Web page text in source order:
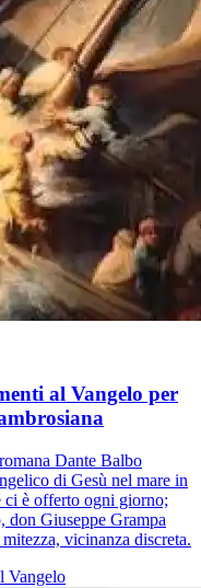
al Vangelo per
Dante Balbo
di Gesù nel mare in
ci è offerto ogni giorno;
don Giuseppe Grampa
vicinanza discreta.
Vangelo